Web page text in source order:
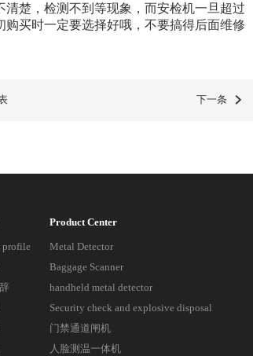
楚，检测不到等现象，而安检机一旦超过
买时一定要选择好哦，不要搞得后面维修
下一条
profile
Product Center
Metal Detector
Baggage Scanner
handheld metal detector
Security check and explosive disposal
门禁通道闸机
人脸测温一体机